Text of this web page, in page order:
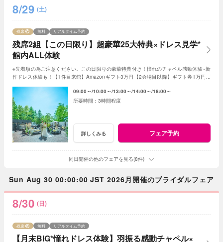
8/29 (土)
残席2組【この日限り】超豪華25大特典×ドレス見学*
館内ALL体験
残席 無料 リアルタイム予約
※先着順の為ご注意ください。この日限りの豪華特典付き！憧れのチャペル感動体験×新
作ドレス体験も！【1件目来館】Amazonギフト3万円【2会場目以降】ギフト券1万円プ
09:00～ 10:00～ 13:00～ 14:00～ 18:00～
3時間程度
詳しくみる フェア予約
同日開催の他のフェアを見る(8件)
Sun Aug 30 00:00:00 JST 2026月開催のブライダルフェア
8/30 (日)
【月末BIG*憧れドレス体験】羽振る感動チャペル×
残席 無料 リアルタイム予約